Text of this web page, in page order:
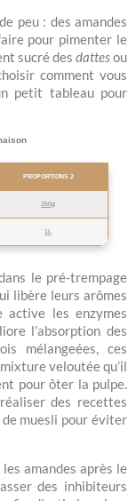
peu : des amandes
pour pimenter le
sucré des dattesou
comment vous
petit tableau pour
PROPORTIONS 2
250g
1L
le pré-trempage
libère leurs arômes
les enzymes
l’absorption des
mélangeées, ces
veloutée qu’il
pour ôter la pulpe.
des recettes
de muesli pour éviter
amandes après le
des inhibiteurs